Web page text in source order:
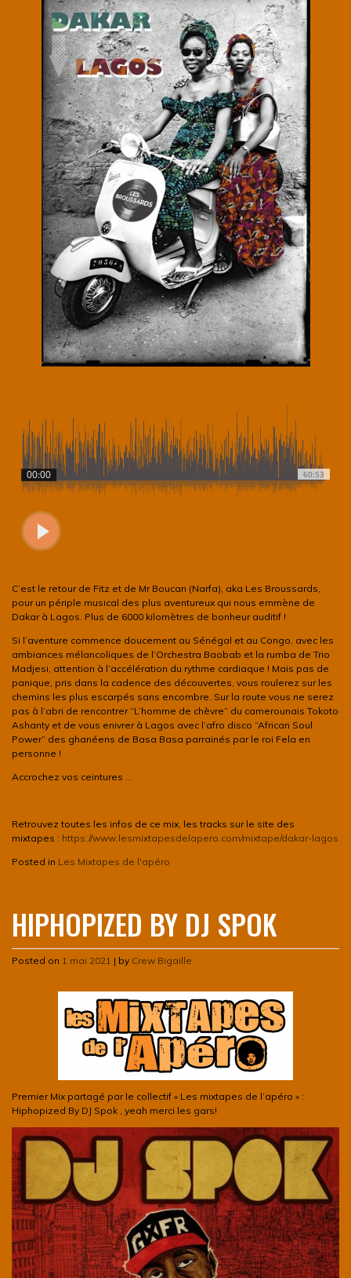
C’est le retour de Fitz et de Mr Boucan (Narfa), aka Les Broussards,
pour un périple musical des plus aventureux qui nous emmène de
Dakar à Lagos. Plus de 6000 kilomètres de bonheur auditif !
Si l’aventure commence doucement au Sénégal et au Congo, avec les
ambiances mélancoliques de l’Orchestra Baobab et la rumba de Trio
Madjesi, attention à l’accélération du rythme cardiaque ! Mais pas de
panique, pris dans la cadence des découvertes, vous roulerez sur les
chemins les plus escarpés sans encombre. Sur la route vous ne serez
pas à l’abri de rencontrer “L’homme de chèvre” du camerounais Tokoto
Ashanty et de vous enivrer à Lagos avec l’afro disco “African Soul
Power” des ghanéens de Basa Basa parrainés par le roi Fela en
personne !
Accrochez vos ceintures …
Retrouvez toutes les infos de ce mix, les tracks sur le site des
mixtapes : https://www.lesmixtapesdelapero.com/mixtape/dakar-lagos
Posted in Les Mixtapes de l'apéro
HIPHOPIZED BY DJ SPOK
Posted on 1 mai 2021 | by Crew Bigaille
Premier Mix partagé par le collectif « Les mixtapes de l’apéro » :
Hiphopized By DJ Spok , yeah merci les gars!